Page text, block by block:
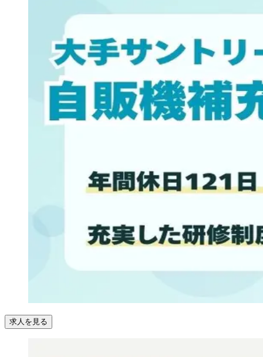
求人を見る